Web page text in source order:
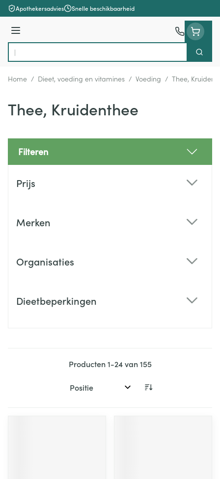
Ga naar de inhoud
Apothekersadvies Snelle beschikbaarheid
Menu
Product, merk, categorie...
Zoek
Home / Dieet, voeding en vitamines / Voeding / Thee,
Thee, Kruidenthee
Filteren
Prijs
Merken
Organisaties
Dieetbeperkingen
Producten1-24van155
Sorteer op: